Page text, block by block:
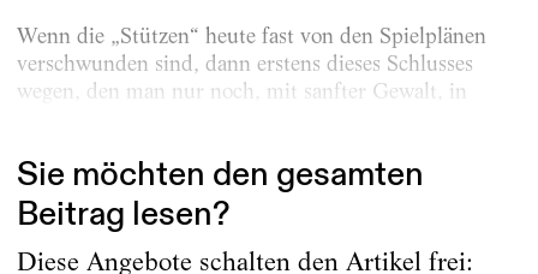
Wenn die „Stützen“ heute fast von den Spielplänen
verschwunden sind, dann erstens dieses Schlusses
wegen, den man nur noch, mit sanfter Gewalt, in
Sie möchten den gesamten
Beitrag lesen?
Diese Angebote schalten den Artikel frei: